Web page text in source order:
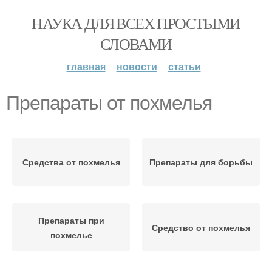
НАУКА ДЛЯ ВСЕХ ПРОСТЫМИ
СЛОВАМИ
главная новости статьи
Препараты от похмелья
Средства от похмелья Препараты для борьбы
Препараты при
похмелье
Средство от похмелья